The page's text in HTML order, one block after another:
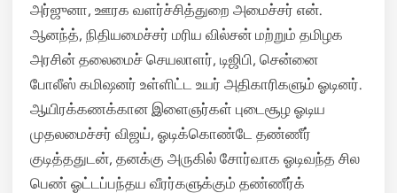
அர்ஜுனா, ஊரக வளர்ச்சித்துறை அமைச்சர் என்.
ஆனந்த், நிதியமைச்சர் மரிய வில்சன் மற்றும் தமிழக
அரசின் தலைமைச் செயலாளர், டிஜிபி, சென்னை
போலீஸ் கமிஷனர் உள்ளிட்ட உயர் அதிகாரிகளும் ஓடினர்.
ஆயிரக்கணக்கான இளைஞர்கள் புடைசூழ ஓடிய
முதலமைச்சர் விஜய், ஓடிக்கொண்டே தண்ணீர்
குடித்ததுடன், தனக்கு அருகில் சோர்வாக ஓடிவந்த சில
பெண் ஓட்டப்பந்தய வீரர்களுக்கும் தண்ணீர்க்